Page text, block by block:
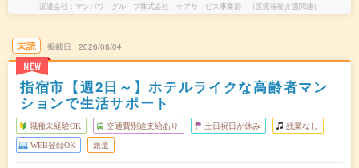
派遣会社 マンパワーグループ株式会社 ケアサービス事業部 （医療福祉介護関連）
未読
NEW
掲載日 2026/08/04
指宿市【週2日～】ホテルライクな高齢者マン
ションで生活サポート
職種未経験OK 交通費別途支給あり 土日祝日が休み 残業なし
WEB登録OK 派遣